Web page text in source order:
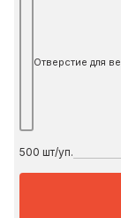
Отверстие для
500 шт/уп.